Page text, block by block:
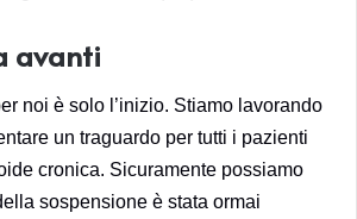
avanti
noi è solo l’inizio. Stiamo lavorando
un traguardo per tutti i pazienti
cronica. Sicuramente possiamo
sospensione è stata ormai